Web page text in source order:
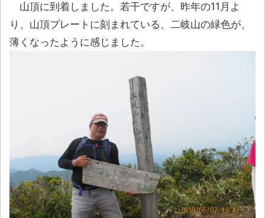
山頂に到着しました。若干ですが、昨年の11月よ
り、山頂プレートに刻まれている、二岐山の緑色が、
薄くなったように感じました。